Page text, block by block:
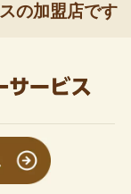
の加盟店です